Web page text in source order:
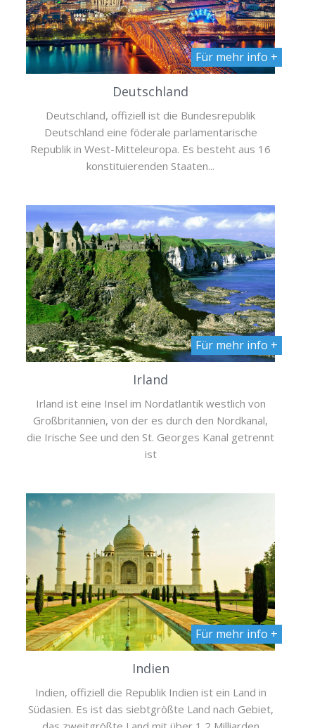
Für mehr info +
Deutschland
Deutschland, offiziell ist die Bundesrepublik
Deutschland eine föderale parlamentarische
Republik in West-Mitteleuropa. Es besteht aus 16
konstituierenden Staaten...
Für mehr info +
Irland
Irland ist eine Insel im Nordatlantik westlich von
Großbritannien, von der es durch den Nordkanal,
die Irische See und den St. Georges Kanal getrennt
ist
Für mehr info +
Indien
Indien, offiziell die Republik Indien ist ein Land in
Südasien. Es ist das siebtgrößte Land nach Gebiet,